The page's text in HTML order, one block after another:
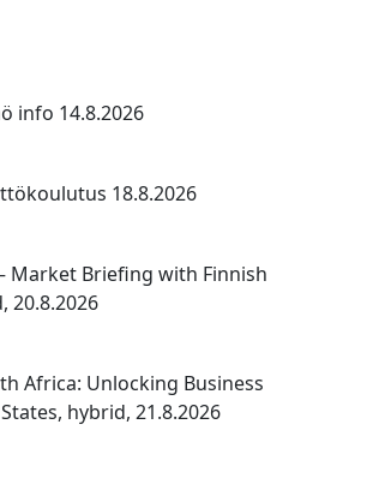
info 14.8.2026
18.8.2026
Market Briefing with Finnish
20.8.2026
Africa: Unlocking Business
hybrid, 21.8.2026